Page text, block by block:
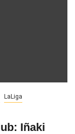
LaLiga
Iñaki